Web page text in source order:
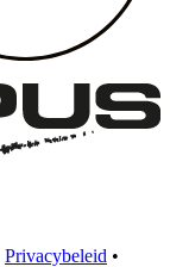
Privacybeleid •